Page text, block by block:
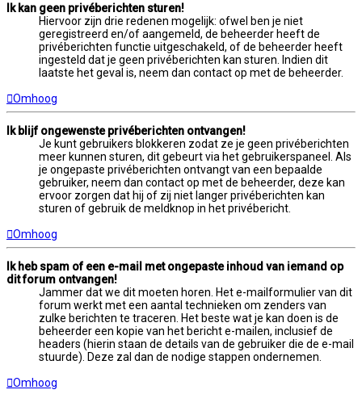
Ik kan geen privéberichten sturen!
Hiervoor zijn drie redenen mogelijk: ofwel ben je niet
geregistreerd en/of aangemeld, de beheerder heeft de
privéberichten functie uitgeschakeld, of de beheerder heeft
ingesteld dat je geen privéberichten kan sturen. Indien dit
laatste het geval is, neem dan contact op met de beheerder.
Omhoog
Ik blijf ongewenste privéberichten ontvangen!
Je kunt gebruikers blokkeren zodat ze je geen privéberichten
meer kunnen sturen, dit gebeurt via het gebruikerspaneel. Als
je ongepaste privéberichten ontvangt van een bepaalde
gebruiker, neem dan contact op met de beheerder, deze kan
ervoor zorgen dat hij of zij niet langer privéberichten kan
sturen of gebruik de meldknop in het privébericht.
Omhoog
Ik heb spam of een e-mail met ongepaste inhoud van iemand op
dit forum ontvangen!
Jammer dat we dit moeten horen. Het e-mailformulier van dit
forum werkt met een aantal technieken om zenders van
zulke berichten te traceren. Het beste wat je kan doen is de
beheerder een kopie van het bericht e-mailen, inclusief de
headers (hierin staan de details van de gebruiker die de e-mail
stuurde). Deze zal dan de nodige stappen ondernemen.
Omhoog